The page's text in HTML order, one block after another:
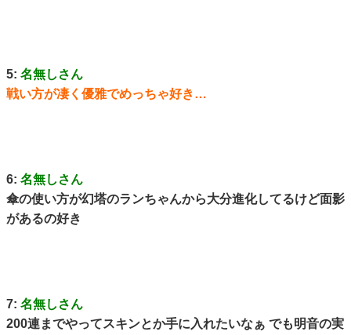
5: 名無しさん
戦い方が凄く優雅でめっちゃ好き…
6: 名無しさん
傘の使い方が幻塔のランちゃんから大分進化してるけど面影
があるの好き
7: 名無しさん
200連までやってスキンとか手に入れたいなぁ でも明音の実